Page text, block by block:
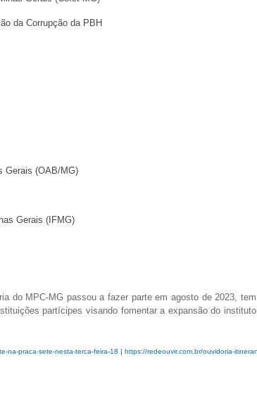
da Corrupção da PBH
Gerais (OAB/MG)
Gerais (IFMG)
do MPC-MG passou a fazer parte em agosto de 2023,
partícipes visando fomentar a expansão do
na-praca-sete-nesta-terca-feira-18 | https://redeouvir.com.br/ouvidoria-